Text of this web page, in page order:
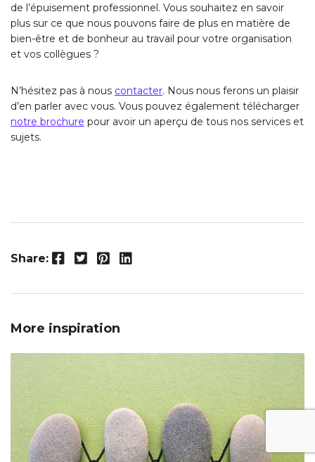
de l’épuisement professionnel. Vous souhaitez en savoir
plus sur ce que nous pouvons faire de plus en matière de
bien-être et de bonheur au travail pour votre organisation
et vos collègues ?
N’hésitez pas à nous contacter. Nous nous ferons un plaisir
d’en parler avec vous. Vous pouvez également télécharger
notre brochure pour avoir un aperçu de tous nos services et
sujets.
Share: Facebook
Twitter
Pinterest
LinkedIn
More inspiration